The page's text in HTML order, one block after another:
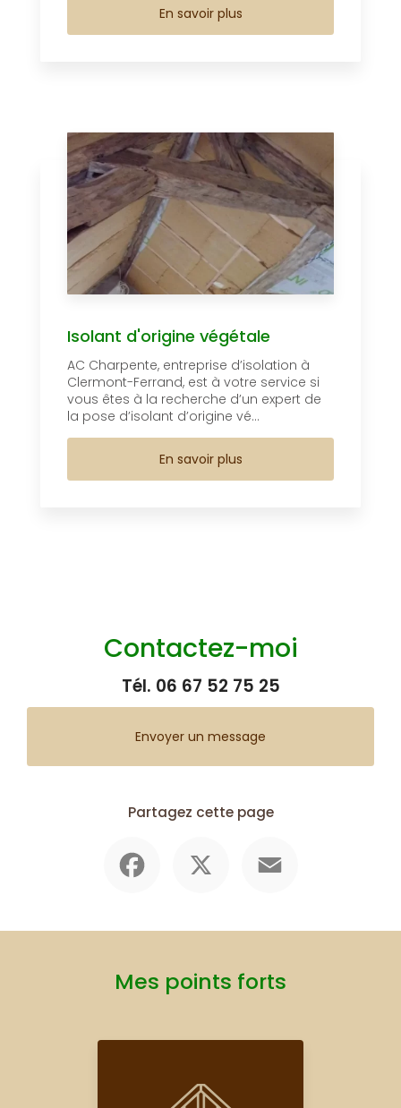
En savoir plus
Isolant d'origine végétale
AC Charpente, entreprise d’isolation à
Clermont-Ferrand, est à votre service si
vous êtes à la recherche d’un expert de
la pose d’isolant d’origine vé...
En savoir plus
Contactez-moi
Tél. 06 67 52 75 25
Envoyer un message
Partagez cette page
Mes points forts